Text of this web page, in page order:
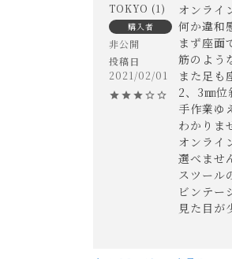
配送方法に関しては「お
■ご不明な点やご希望が
小型商品の日時・時間
お届け時間帯(大型以外)
申し訳ございませんが、
日曜・祝日は、
指定ではなく希望と言
TOKYO 1
購入者
非公開
投稿日
2021/02/01
オンライ
何か違和
まず座面
筋のよう
また足も
2、3㎜位
手作業ゆ
わかりま
オンライ
選べませ
スツール
ビンテー
見た目が